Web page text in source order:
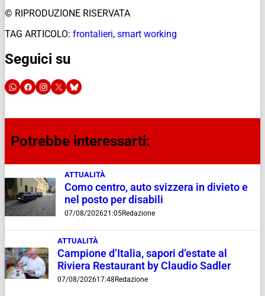
© RIPRODUZIONE RISERVATA
TAG ARTICOLO: frontalieri, smart working
Seguici su
Potrebbe interessarti:
ATTUALITÀ
Como centro, auto svizzera in divieto e
nel posto per disabili
07/08/202621:05Redazione
ATTUALITÀ
Campione d’Italia, sapori d’estate al
Riviera Restaurant by Claudio Sadler
07/08/202617:48 Redazione